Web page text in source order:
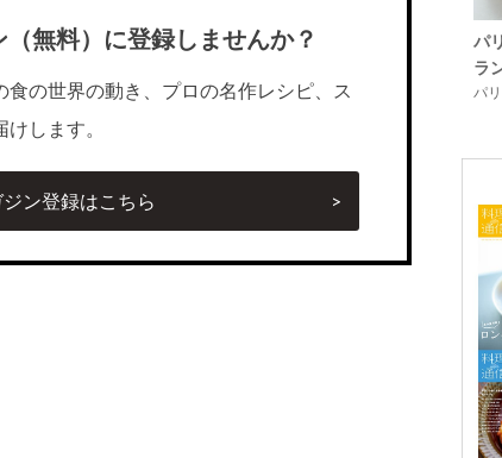
無料）に登録しませんか？
の世界の動き、プロの名作レシピ、ス
します。
ン登録はこちら
パ
ラ
パ